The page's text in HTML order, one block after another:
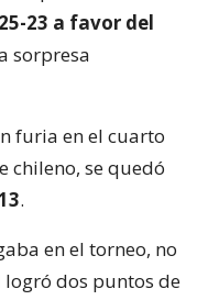
23 a favor del
sorpresa
furia en el cuarto
chileno, se quedó
.
en el torneo, no
dos puntos de